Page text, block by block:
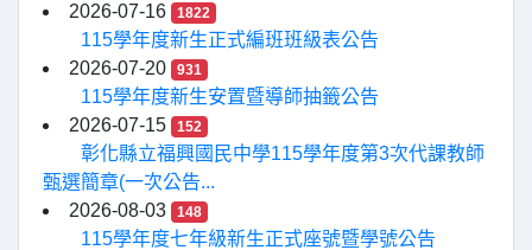
2026-07-16 1822
115學年度新生正式編班班級表公告
2026-07-20
931
115學年度新生安置暨導師抽籤公告
2026-07-15
152
彰化縣立福興國民中學115學年度第3次代課教師
甄選簡章(一次公告...
2026-08-03
148
115學年度七年級新生正式座號暨學號公告